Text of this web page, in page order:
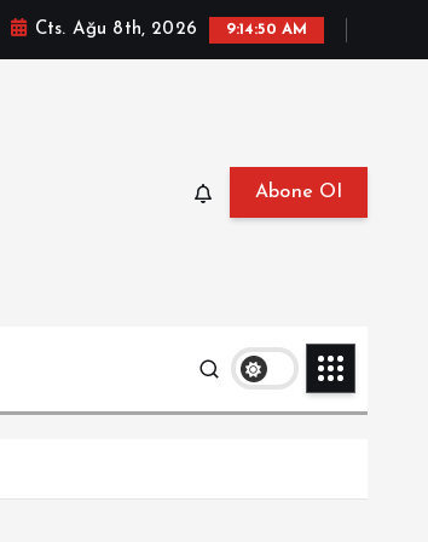
Cts. Ağu 8th, 2026 9:14:52 AM
Abone Ol